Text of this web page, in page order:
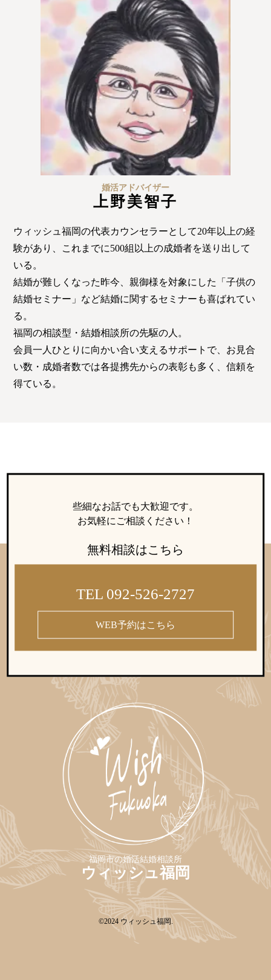
ウィッシュブログ 鹿児島店
佐世保店
会社概要 プライバシーポリシー
特定商取引法の表記につい
て
婚活アドバイザー
上野美智子
ウィッシュ福岡の代表カウンセラーとして20年以上の経
験があり、これまでに500組以上の成婚者を送り出して
いる。
結婚が難しくなった昨今、親御様を対象にした「子供の
結婚セミナー」など結婚に関するセミナーも喜ばれてい
る。
福岡の相談型・結婚相談所の先駆の人。
会員一人ひとりに向かい合い支えるサポートで、お見合
い数・成婚者数では各提携先からの表彰も多く、信頼を
得ている。
些細なお話でも大歓迎です。
お気軽にご相談ください！
無料相談はこちら
TEL 092-526-2727
WEB予約はこちら
福岡市の婚活結婚相談所
ウィッシュ福岡
©2024ウィッシュ福岡.